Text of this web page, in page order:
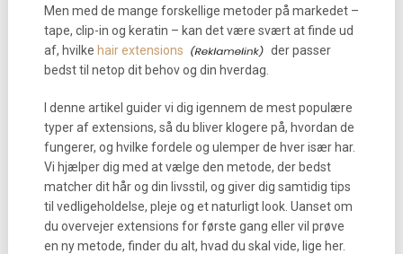
Men med de mange forskellige metoder på markedet –
tape, clip-in og keratin – kan det være svært at finde ud
af, hvilke hair extensions
der passer
bedst til netop dit behov og din hverdag.
I denne artikel guider vi dig igennem de mest populære
typer af extensions, så du bliver klogere på, hvordan de
fungerer, og hvilke fordele og ulemper de hver især har.
Vi hjælper dig med at vælge den metode, der bedst
matcher dit hår og din livsstil, og giver dig samtidig tips
til vedligeholdelse, pleje og et naturligt look. Uanset om
du overvejer extensions for første gang eller vil prøve
en ny metode, finder du alt, hvad du skal vide, lige her.